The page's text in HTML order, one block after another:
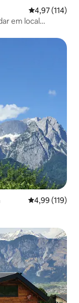
4,97 de uma
4,97 (114)
em local
4,99 de uma
4,99 (119)